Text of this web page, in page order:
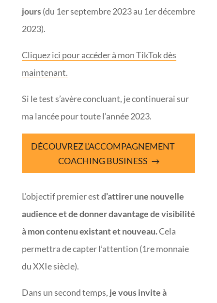
jours(du 1er septembre 2023 au 1er décembre
2023).
Cliquez ici pour accéder à mon TikTok dès
maintenant.
Si le test s’avère concluant, je continuerai sur
ma lancée pour toute l’année 2023.
DÉCOUVREZ L'ACCOMPAGNEMENT
COACHING BUSINESS
L’objectif premier estd’attirer une nouvelle
audience et de donner davantage de visibilité
à mon contenu existant et nouveau.Cela
permettra de capter l’attention (1re monnaie
du XXIe siècle).
Dans un second temps, je vous invite à